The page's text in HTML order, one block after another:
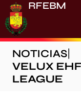
RFEBM
NOTICIAS
VELUX
LEAGUE